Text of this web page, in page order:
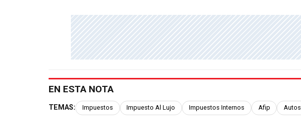
EN ESTA NOTA
TEMAS: Impuestos Impuesto Al Lujo Impuestos Internos Afip Autos